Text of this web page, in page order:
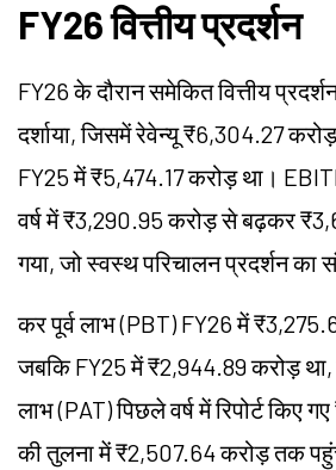
FY26 वित्तीय प्रदर्शन
FY26 के दौरान समेकित वित्तीय
दर्शाया, जिसमें रेवेन्यू ₹6,304.27
FY25 में ₹5,474.17 करोड़ था।
वर्ष में ₹3,290.95 करोड़ से बढ़कर
गया, जो स्वस्थ परिचालन प्रदर्शन का
कर पूर्व लाभ (PBT) FY26 में
जबकि FY25 में ₹2,944.89 करोड़
लाभ (PAT) पिछले वर्ष में रिपोर्ट किए
की तुलना में ₹2,507.64 करोड़ तक